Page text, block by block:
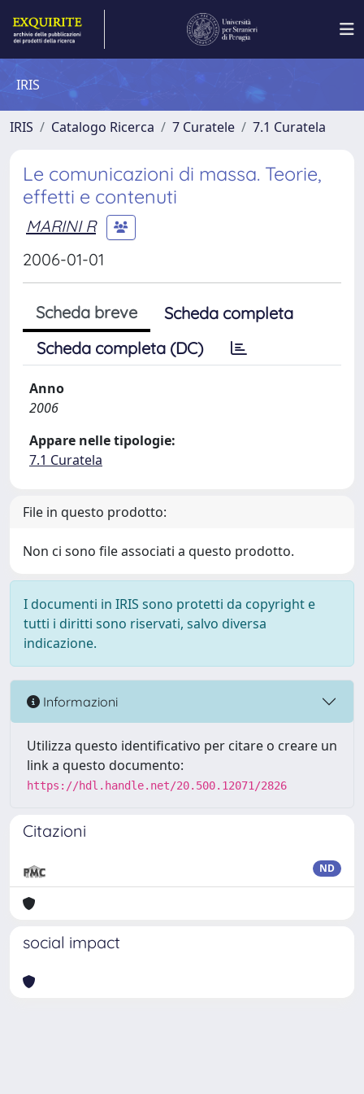
IRIS
IRIS Catalogo Ricerca 7 Curatele 7.1 Curatela
Le comunicazioni di massa. Teorie,
effetti e contenuti
MARINI R
2006-01-01
Scheda breve
Scheda completa
Scheda completa (DC)
Anno
2006
Appare nelle tipologie:
7.1 Curatela
File in questo prodotto:
Non ci sono file associati a questo prodotto.
I documenti in IRIS sono protetti da copyright e
tutti i diritti sono riservati, salvo diversa
indicazione.
Informazioni
Utilizza questo identificativo per citare o creare un
link a questo documento:
https://hdl.handle.net/20.500.12071/2826
Citazioni
ND
social impact